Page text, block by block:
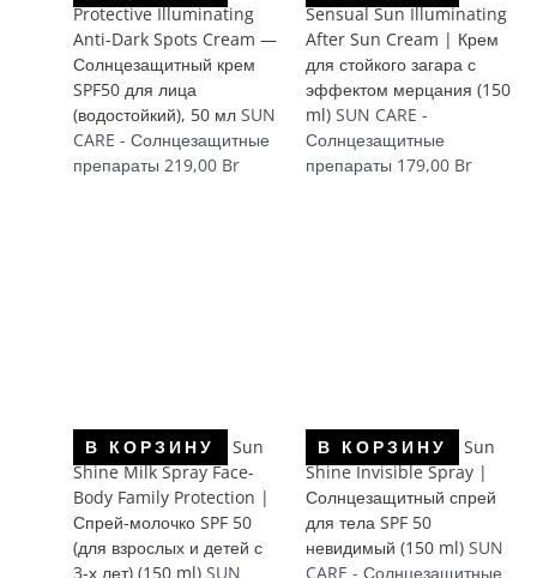
Protective Illuminating
Anti-Dark Spots Cream —
Солнцезащитный крем
SPF50 для лица
(водостойкий), 50 мл SUN
CARE - Солнцезащитные
препараты219,00 Br
Sensual Sun Illuminating
After Sun Cream | Крем
для стойкого загара с
эффектом мерцания (150
ml) SUN CARE -
Солнцезащитные
препараты 179,00 Br
В КОРЗИНУ
Sun
Shine Milk Spray Face-
Body Family Protection |
Спрей-молочко SPF 50
(для взрослых и детей с
3-х лет) (150 ml) SUN
В КОРЗИНУ
Sun
Shine Invisible Spray |
Солнцезащитный спрей
для тела SPF 50
невидимый (150 ml) SUN
CARE - Солнцезащитные